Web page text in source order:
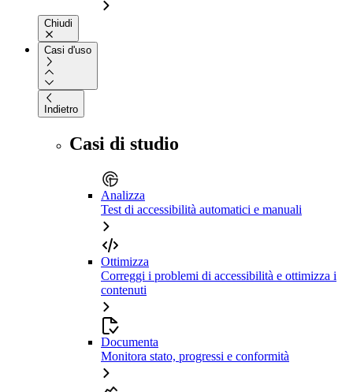
Chiudi
Casi d'uso
Indietro
Casi di studio
Analizza
Test di accessibilità automatici e manuali
Ottimizza
Correggi i problemi di accessibilità e ottimizza i
contenuti
Documenta
Monitora stato, progressi e conformità